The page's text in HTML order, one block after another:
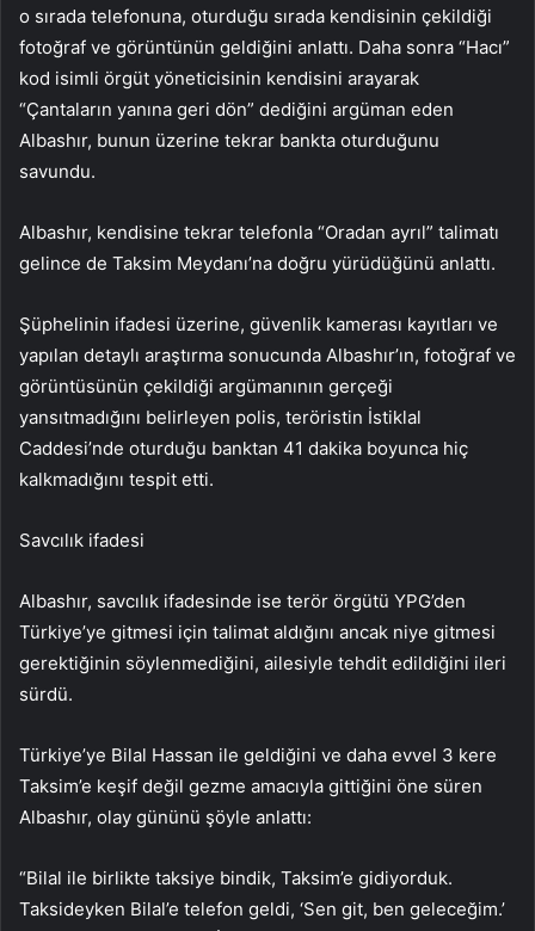
o sırada telefonuna, oturduğu sırada kendisinin çekildiği
fotoğraf ve görüntünün geldiğini anlattı. Daha sonra “Hacı”
kod isimli örgüt yöneticisinin kendisini arayarak
“Çantaların yanına geri dön” dediğini argüman eden
Albashır, bunun üzerine tekrar bankta oturduğunu
savundu.
Albashır, kendisine tekrar telefonla “Oradan ayrıl” talimatı
gelince de Taksim Meydanı’na doğru yürüdüğünü anlattı.
Şüphelinin ifadesi üzerine, güvenlik kamerası kayıtları ve
yapılan detaylı araştırma sonucunda Albashır’ın, fotoğraf ve
görüntüsünün çekildiği argümanının gerçeği
yansıtmadığını belirleyen polis, teröristin İstiklal
Caddesi’nde oturduğu banktan 41 dakika boyunca hiç
kalkmadığını tespit etti.
Savcılık ifadesi
Albashır, savcılık ifadesinde ise terör örgütü YPG’den
Türkiye’ye gitmesi için talimat aldığını ancak niye gitmesi
gerektiğinin söylenmediğini, ailesiyle tehdit edildiğini ileri
sürdü.
Türkiye’ye Bilal Hassan ile geldiğini ve daha evvel 3 kere
Taksim’e keşif değil gezme amacıyla gittiğini öne süren
Albashır, olay gününü şöyle anlattı:
“Bilal ile birlikte taksiye bindik, Taksim’e gidiyorduk.
Taksideyken Bilal’e telefon geldi, ‘Sen git, ben geleceğim.’